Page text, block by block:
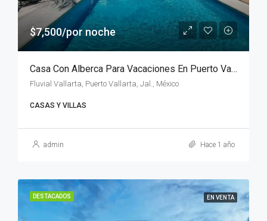
$7,500/por noche
Casa Con Alberca Para Vacaciones En Puerto Vallarta
Fluvial Vallarta, Puerto Vallarta, Jal., México
CASAS Y VILLAS
admin Hace 1 año
DESTACADOS EN VENTA